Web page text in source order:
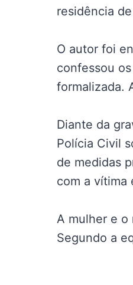
residência
O autor foi
confessou
formalizada.
Diante da
Polícia Civil
de medidas
com a vítima
A mulher e o
Segundo a